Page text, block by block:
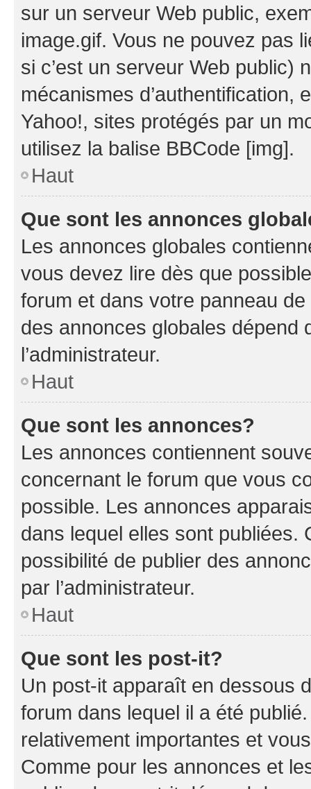
sur un serveur Web public,
image.gif. Vous ne pouvez pas
si c’est un serveur Web public)
mécanismes d’authentification,
Yahoo!, sites protégés par un
utilisez la balise BBCode [img].
Haut
Que sont les annonces
Les annonces globales
vous devez lire dès que
forum et dans votre panneau
des annonces globales dépend
l’administrateur.
Haut
Que sont les annonces?
Les annonces contiennent
concernant le forum que vous
possible. Les annonces
dans lequel elles sont publiées.
possibilité de publier des
par l’administrateur.
Haut
Que sont les post-it?
Un post-it apparaît en dessous
forum dans lequel il a été
relativement importantes et
Comme pour les annonces et